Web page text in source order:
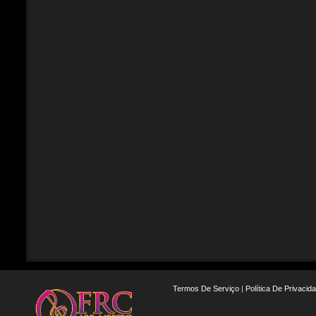
Termos De Serviço | Política De